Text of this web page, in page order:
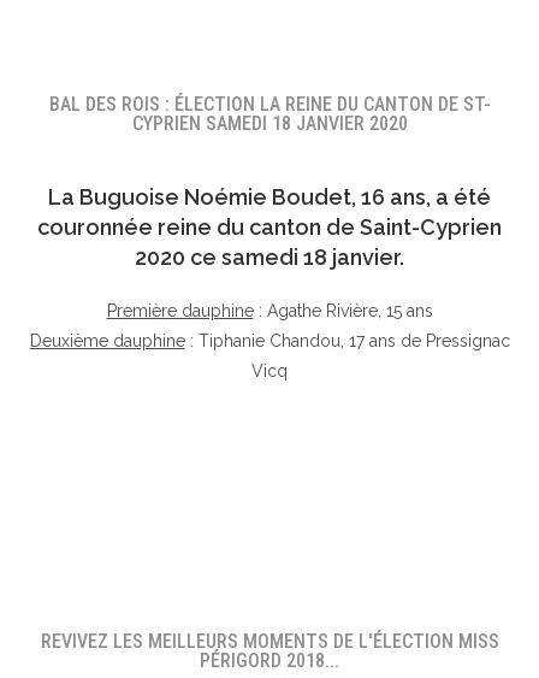
BAL DES ROIS : ÉLECTION LA REINE DU CANTON DE ST-
CYPRIEN SAMEDI 18 JANVIER 2020
La Buguoise Noémie Boudet, 16 ans, a été
couronnée reine du canton de Saint-Cyprien
2020 ce samedi 18 janvier.
Première dauphine: Agathe Rivière, 15 ans
Deuxième dauphine: Tiphanie Chandou, 17 ans de Pressignac
Vicq
REVIVEZ LES MEILLEURS MOMENTS DE L'ÉLECTION MISS
PÉRIGORD 2018...